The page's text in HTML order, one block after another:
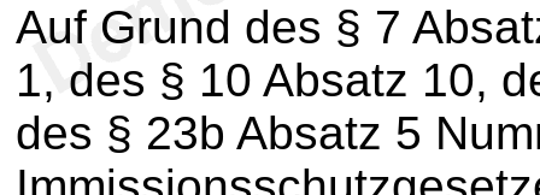
Auf Grund des § 7
1, des § 10 Absatz 10,
des § 23b Absatz 5